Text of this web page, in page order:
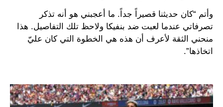
وأتم “كان حديثنا قصيراً جداً. ما أعجبني هو أنه تذكر
تصرفاتي عندما لعبت ضد بنفيكا ولاحظ تلك التفاصيل. هذا
منحني الثقة لأعرف أن هذه هي الخطوة التي كان عليّ
اتخاذها”.